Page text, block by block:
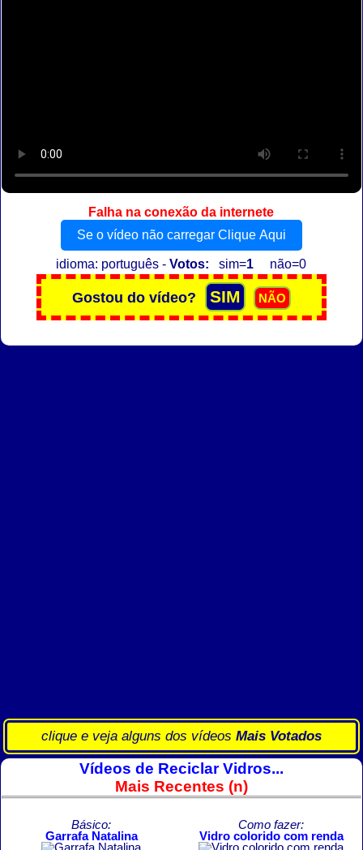
Falha na conexão da internete
Se o vídeo não carregar Clique Aqui
idioma: português -Votos: sim=1 não=0
clique e veja alguns dos vídeos Mais Votados
Vídeos de Reciclar Vidros...
Mais Recentes (n)
Básico:
Garrafa Natalina
Como fazer:
Vidro colorido com renda